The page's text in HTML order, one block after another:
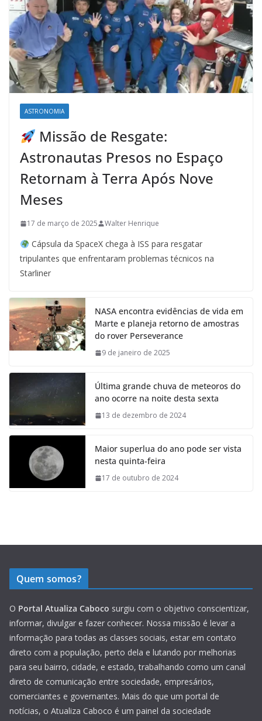
ASTRONOMIA
Missão de Resgate:
Astronautas Presos no Espaço
Retornam à Terra Após Nove
Meses
17 de março de 2025 Walter Henrique
Cápsula da SpaceX chega à ISS para resgatar
tripulantes que enfrentaram problemas técnicos na
Starliner
NASA encontra evidências de vida em
Marte e planeja retorno de amostras
do rover Perseverance
9 de janeiro de 2025
Última grande chuva de meteoros do
ano ocorre na noite desta sexta
13 de dezembro de 2024
Maior superlua do ano pode ser vista
nesta quinta-feira
17 de outubro de 2024
Quem somos?
O Portal Atualiza Caboco surgiu com o objetivo conscientizar,
informar, divulgar e fazer conhecer. Nossa missão é levar a
informação para todas as classes sociais, estar em contato
direto com a população, perto dela e lutando por melhorias
para seu bairro, cidade, e estado, trabalhando como um canal
direto de comunicação entre sociedade, empresários,
comerciantes e governantes. Mais do que um portal de
notícias, o Atualiza Caboco é um painel da sociedade